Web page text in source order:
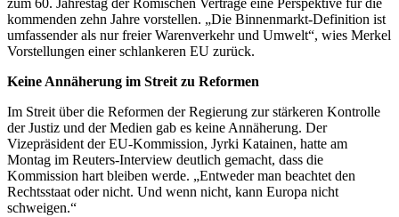
zum 60. Jahrestag der Römischen Verträge eine Perspektive für die
kommenden zehn Jahre vorstellen. „Die Binnenmarkt-Definition ist
umfassender als nur freier Warenverkehr und Umwelt“, wies Merkel
Vorstellungen einer schlankeren EU zurück.
Keine Annäherung im Streit zu Reformen
Im Streit über die Reformen der Regierung zur stärkeren Kontrolle
der Justiz und der Medien gab es keine Annäherung. Der
Vizepräsident der EU-Kommission, Jyrki Katainen, hatte am
Montag im Reuters-Interview deutlich gemacht, dass die
Kommission hart bleiben werde. „Entweder man beachtet den
Rechtsstaat oder nicht. Und wenn nicht, kann Europa nicht
schweigen.“